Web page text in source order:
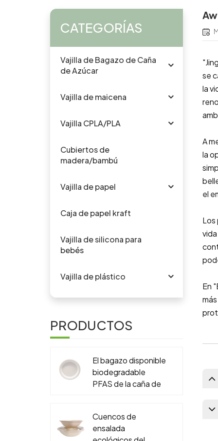
se
la
A
la
el
Los
En
CATEGORÍAS
Vajilla de Bagazo de Caña
de Azúcar
Vajilla de maicena
Vajilla CPLA/PLA
Cubiertos de
madera/bambú
Vajilla de papel
Caja de papel kraft
Vajilla de silicona para
bebés
Vajilla de plástico
PRODUCTOS
El bagazo disponible
biodegradable
PFAS de la caña de
Cuencos de
ensalada